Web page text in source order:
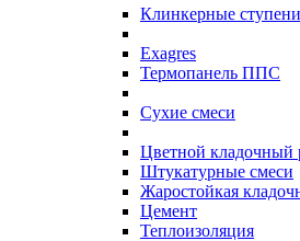
Клинкерные
Exagres
Термопанель ППС
Сухие смеси
Цветной кладочный
Штукатурные смеси
Жаростойкая
Цемент
Теплоизоляция